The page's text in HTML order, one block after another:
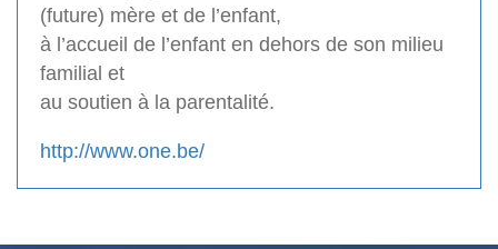
(future) mère et de l’enfant,
à l’accueil de l’enfant en dehors de son milieu
familial et
au soutien à la parentalité.
http://www.one.be/